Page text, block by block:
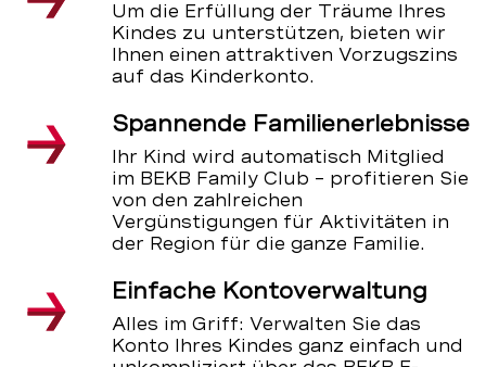
Um die Erfüllung der Träume Ihres
Kindes zu unterstützen, bieten wir
Ihnen einen attraktiven Vorzugszins
auf das Kinderkonto.
Spannende Familienerlebnisse
Ihr Kind wird automatisch Mitglied
im BEKB Family Club – profitieren Sie
von den zahlreichen
Vergünstigungen für Aktivitäten in
der Region für die ganze Familie.
Einfache Kontoverwaltung
Alles im Griff: Verwalten Sie das
Konto Ihres Kindes ganz einfach und